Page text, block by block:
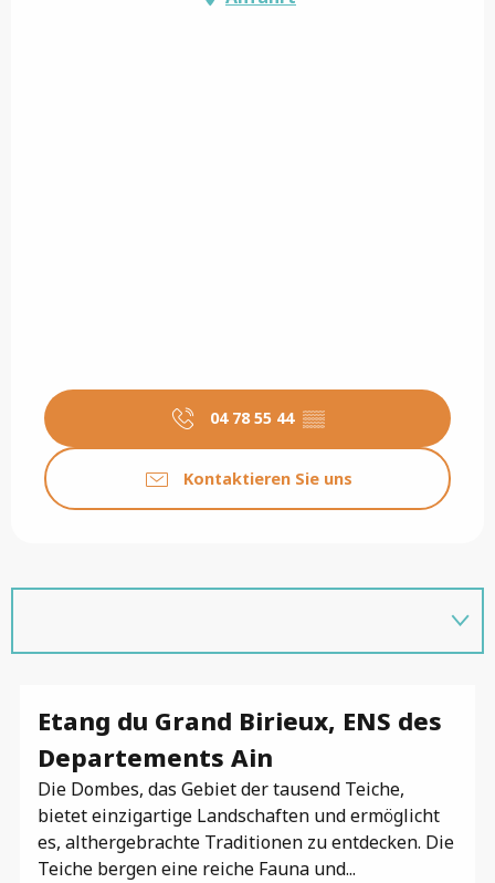
04 78 55 44 ▒▒
Kontaktieren Sie uns
Etang du Grand Birieux, ENS des
Departements Ain
Die Dombes, das Gebiet der tausend Teiche,
bietet einzigartige Landschaften und ermöglicht
es, althergebrachte Traditionen zu entdecken. Die
Teiche bergen eine reiche Fauna und...